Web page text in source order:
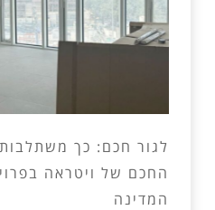
לגור חכם: כך
החכם של ויטראה
המדינה